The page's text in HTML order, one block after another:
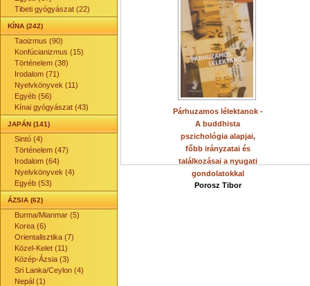
Tibeti gyógyászat (22)
KÍNA (242)
Taoizmus (90)
Konfúcianizmus (15)
Történelem (38)
Irodalom (71)
Nyelvkönyvek (11)
Egyéb (56)
Kínai gyógyászat (43)
JAPÁN (141)
Sintó (4)
Történelem (47)
Irodalom (64)
Nyelvkönyvek (4)
Egyéb (53)
ÁZSIA (62)
Burma/Mianmar (5)
Korea (6)
Orientalisztika (7)
Közel-Kelet (11)
Közép-Ázsia (3)
Sri Lanka/Ceylon (4)
Nepál (1)
Párhuzamos lélektanok -
A buddhista
pszichológia alapjai,
főbb irányzatai és
találkozásai a nyugati
gondolatokkal
Porosz Tibor